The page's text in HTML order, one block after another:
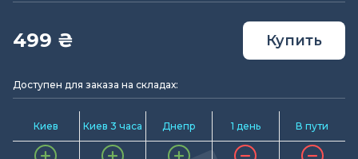
499 ₴ Купить
Доступен для заказа на складах:
Киев Киев 3 часа Днепр 1 день В пути